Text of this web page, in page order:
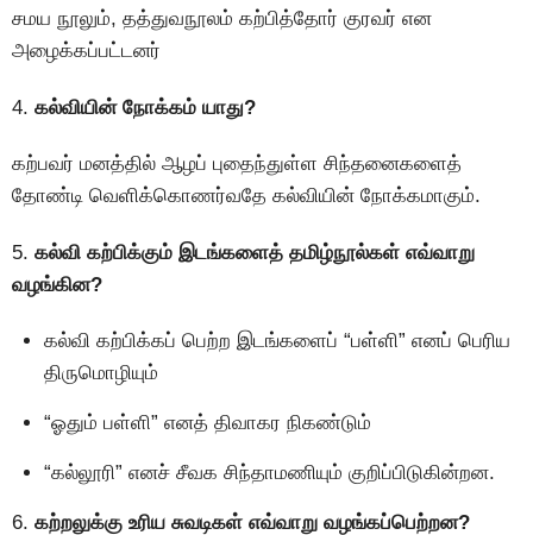
சமய நூலும், தத்துவநூலம் கற்பித்தோர் குரவர் என
அழைக்கப்பட்டனர்
4. கல்வியின் நோக்கம் யாது?
கற்பவர் மனத்தில் ஆழப் புதைந்துள்ள சிந்தனைகளைத்
தோண்டி வெளிக்கொணர்வதே கல்வியின் நோக்கமாகும்.
5. கல்வி கற்பிக்கும் இடங்களைத் தமிழ்நூல்கள் எவ்வாறு
வழங்கின?
கல்வி கற்பிக்கப் பெற்ற இடங்களைப் “பள்ளி” எனப் பெரிய
திருமொழியும்
“ஓதும் பள்ளி” எனத் திவாகர நிகண்டும்
“கல்லூரி” எனச் சீவக சிந்தாமணியும் குறிப்பிடுகின்றன.
6. கற்றலுக்கு உரிய சுவடிகள் எவ்வாறு வழங்கப்பெற்றன?